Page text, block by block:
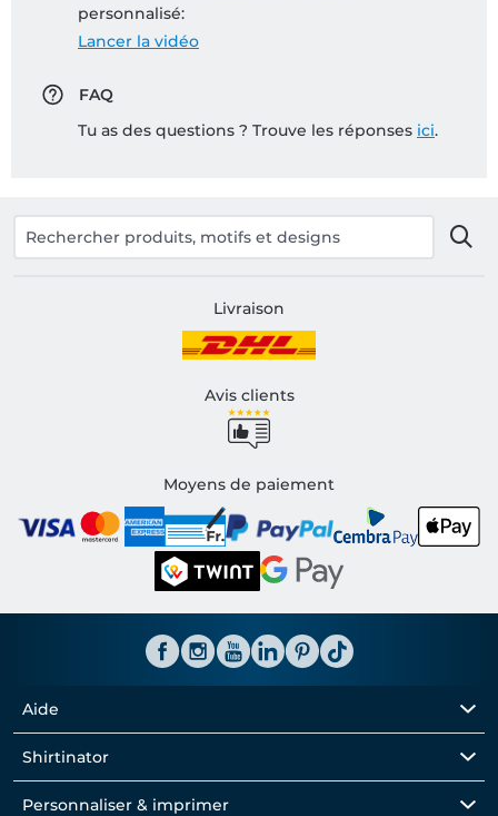
personnalisé:
Lancer la vidéo
FAQ
Tu as des questions ? Trouve les réponses ici.
Livraison
Avis clients
Moyens de paiement
Aide
Shirtinator
Personnaliser & imprimer